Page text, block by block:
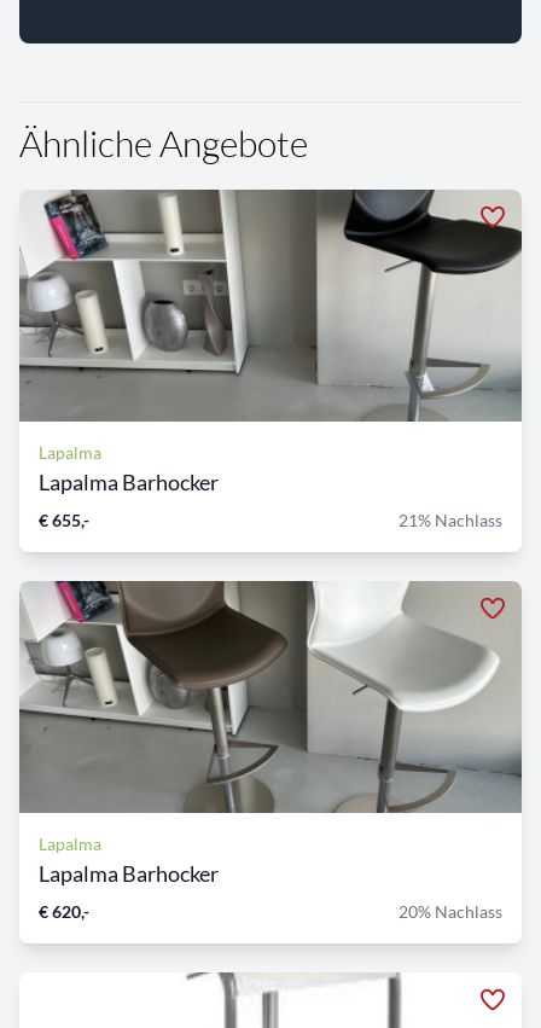
Ähnliche Angebote
Lapalma
Lapalma Barhocker
€ 655,- 21% Nachlass
Lapalma
Lapalma Barhocker
€ 620,- 20% Nachlass